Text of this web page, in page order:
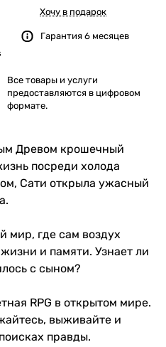
Хочу в подарок
Гарантия 6 месяцев
Все товары и услуги
предоставляются в цифровом
формате.
Древом крошечный
посреди холода
Сати открыла ужасный
мир, где сам воздух
и памяти. Узнает ли
с сыном?
RPG в открытом мире.
выживайте и
правды.